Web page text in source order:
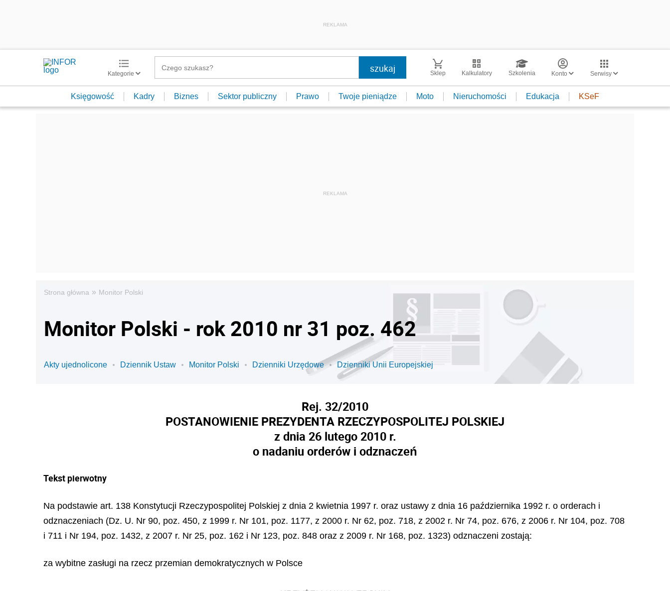
REKLAMA
Kategorie Sklep Kalkulatory Szkolenia Konto Serwisy
Księgowość Kadry Biznes Sektor publiczny Prawo Twoje pieniądze Moto Nieruchomości Edukacja KSeF
Strona główna » Monitor Polski
Monitor Polski - rok 2010 nr 31 poz. 462
Akty ujednolicone Dziennik Ustaw Monitor Polski Dzienniki Urzędowe Dzienniki Unii Europejskiej
Rej. 32/2010
POSTANOWIENIE PREZYDENTA RZECZYPOSPOLITEJ POLSKIEJ
z dnia 26 lutego 2010 r.
o nadaniu orderów i odznaczeń
Tekst pierwotny
Na podstawie art. 138 Konstytucji Rzeczypospolitej Polskiej z dnia 2 kwietnia 1997 r. oraz ustawy z dnia 16 października 1992 r. o orderach i
odznaczeniach (Dz. U. Nr 90, poz. 450, z 1999 r. Nr 101, poz. 1177, z 2000 r. Nr 62, poz. 718, z 2002 r. Nr 74, poz. 676, z 2006 r. Nr 104, poz. 708
i 711 i Nr 194, poz. 1432, z 2007 r. Nr 25, poz. 162 i Nr 123, poz. 848 oraz z 2009 r. Nr 168, poz. 1323) odznaczeni zostają:
za wybitne zasługi na rzecz przemian demokratycznych w Polsce